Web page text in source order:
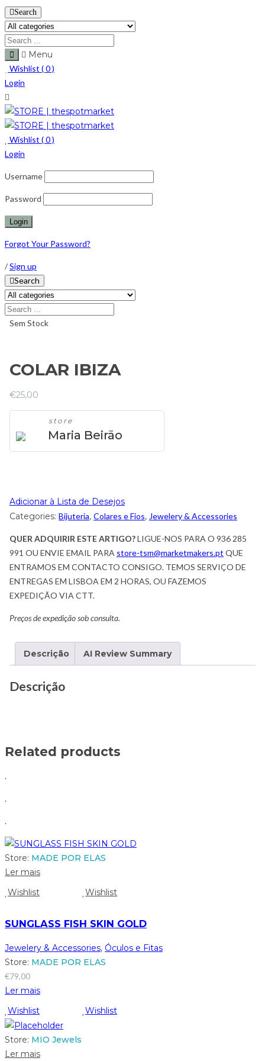
Search
Menu
Wishlist (0)
Login
Wishlist (0)
Login
Username
Password
Forgot Your Password?
/Sign up
Search
Sem Stock
COLAR IBIZA
€25,00
store
Maria Beirão
Adicionar à Lista de Desejos
Categories: Bijuteria, Colares e Fios, Jewelery & Accessories
QUER ADQUIRIR ESTE ARTIGO?LIGUE-NOS PARA O 936 285
991 OU ENVIE EMAIL PARA store-tsm@marketmakers.pt QUE
ENTRAMOS EM CONTACTO CONSIGO. TEMOS SERVIÇO DE
ENTREGAS EM LISBOA EM 2 HORAS, OU FAZEMOS
EXPEDIÇÃO VIA CTT.
Preços de expedição sob consulta.
Descrição AI Review Summary
Descrição
Related products
.
.
.
Store: MADE POR ELAS
Ler mais
Wishlist
Wishlist
SUNGLASS FISH SKIN GOLD
Jewelery & Accessories, Óculos e Fitas
Store: MADE POR ELAS
€79,00
Ler mais
Wishlist
Wishlist
Store: MIO Jewels
Ler mais